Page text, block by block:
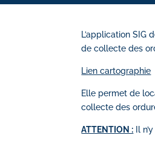
L’application SIG
de collecte des
Lien cartographie
Elle permet de
collecte des
ATTENTION : Il